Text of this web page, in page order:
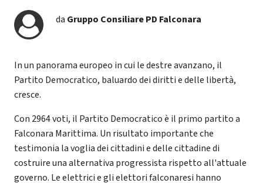
da Gruppo Consiliare PD Falconara
In un panorama europeo in cui le destre avanzano, il
Partito Democratico, baluardo dei diritti e delle libertà,
cresce.
Con 2964 voti, il Partito Democratico è il primo partito a
Falconara Marittima. Un risultato importante che
testimonia la voglia dei cittadini e delle cittadine di
costruire una alternativa progressista rispetto all'attuale
governo. Le elettrici e gli elettori falconaresi hanno